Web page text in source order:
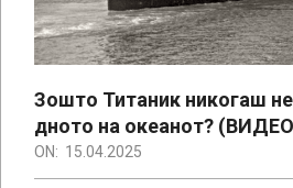
Зошто Титаник никогаш
дното на океанот?
ON: 15.04.2025